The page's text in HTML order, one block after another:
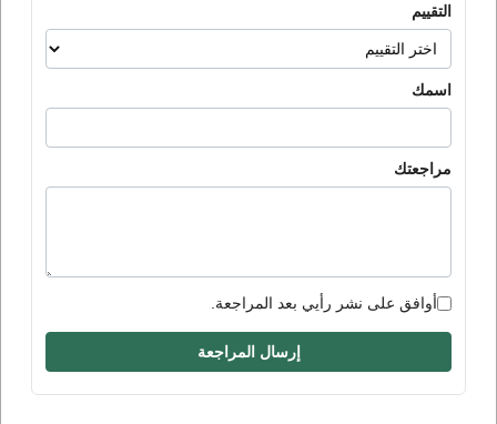
التقييم
اسمك
مراجعتك
أوافق على نشر رأيي بعد المراجعة.
إرسال المراجعة